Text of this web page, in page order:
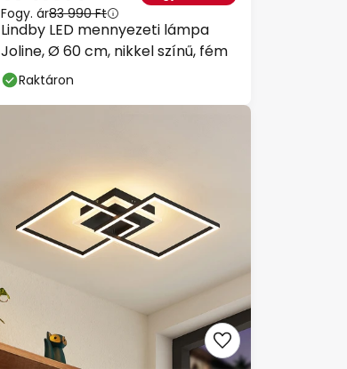
Lindby LED mennyezeti lámpa
Joline, Ø 60 cm, nikkel színű, fém
Fogy. ár83 990 Ft
Raktáron